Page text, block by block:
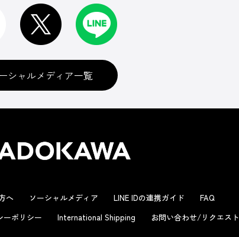
シャルメディア一覧
へ ソーシャルメディア LINE IDの連携ガイド
FAQ
ーポリシー International Shipping お問い合わせ/リクエスト